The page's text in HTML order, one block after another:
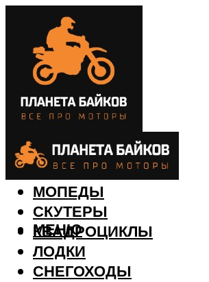
МОТОЦИКЛЫ
МОПЕДЫ
СКУТЕРЫ
КВАДРОЦИКЛЫ
ЛОДКИ
СНЕГОХОДЫ
МЕНЮ